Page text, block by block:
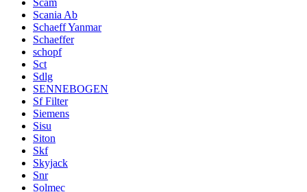
Scam
Scania Ab
Schaeff Yanmar
Schaeffer
schopf
Sct
Sdlg
SENNEBOGEN
Sf Filter
Siemens
Sisu
Siton
Skf
Skyjack
Snr
Solmec